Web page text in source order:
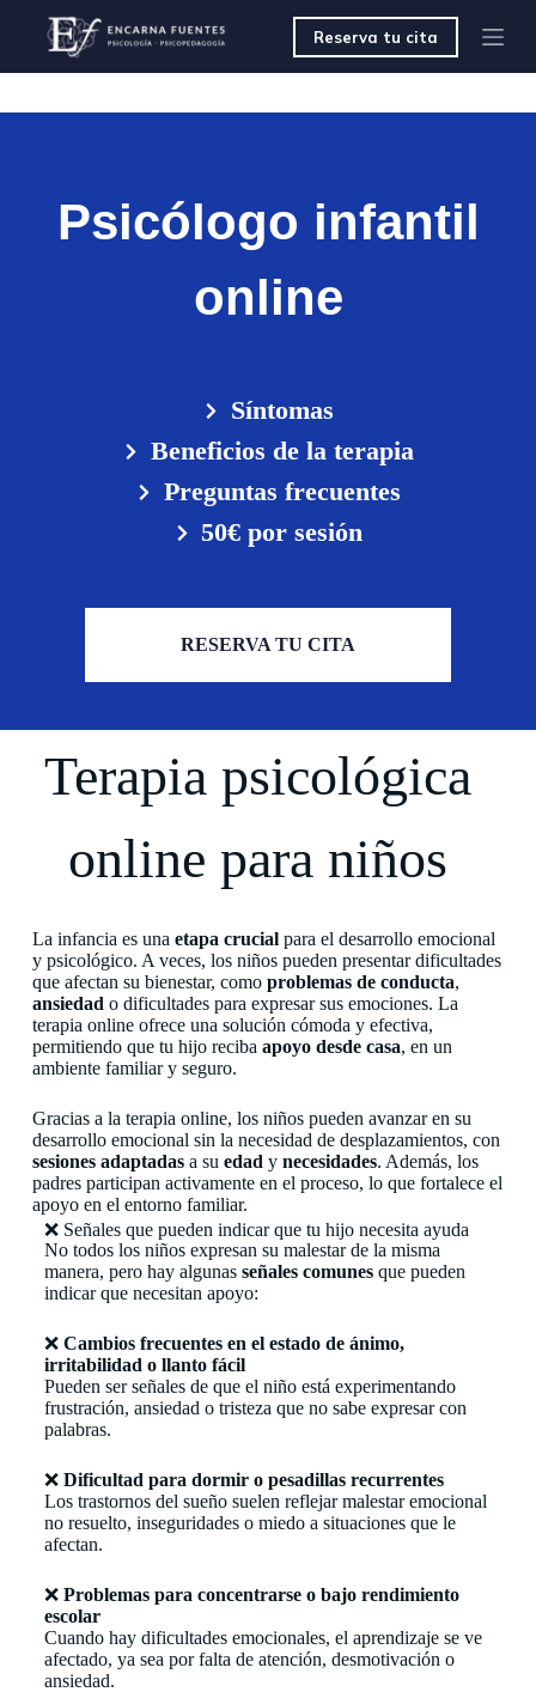
a
Reserva tu cita
Psicólogo infantil
online
Síntomas
Beneficios de la terapia
Preguntas frecuentes
50€ por sesión
RESERVA TU CITA
Terapia psicológica
online para niños
La infancia es una etapa crucialpara el desarrollo emocional
y psicológico. A veces, los niños pueden presentar dificultades
que afectan su bienestar, como problemas de conducta,
ansiedad o dificultades para expresar sus emociones. La
terapia online ofrece una solución cómoda y efectiva,
permitiendo que tu hijo reciba apoyo desde casa, en un
ambiente familiar y seguro.
Gracias a la terapia online, los niños pueden avanzar en su
desarrollo emocional sin la necesidad de desplazamientos, con
sesiones adaptadas a su edad y necesidades. Además, los
padres participan activamente en el proceso, lo que fortalece el
apoyo en el entorno familiar.
❌ Señales que pueden indicar que tu hijo necesita ayuda
No todos los niños expresan su malestar de la misma
manera, pero hay algunas señales comunesque pueden
indicar que necesitan apoyo:
❌ Cambios frecuentes en el estado de ánimo,
irritabilidad o llanto fácil
Pueden ser señales de que el niño está experimentando
frustración, ansiedad o tristeza que no sabe expresar con
palabras.
❌ Dificultad para dormir o pesadillas recurrentes
Los trastornos del sueño suelen reflejar malestar emocional
no resuelto, inseguridades o miedo a situaciones que le
afectan.
❌ Problemas para concentrarse o bajo rendimiento
escolar
Cuando hay dificultades emocionales, el aprendizaje se ve
afectado, ya sea por falta de atención, desmotivación o
ansiedad.